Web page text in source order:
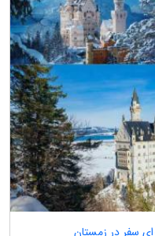
سفر در زمستان